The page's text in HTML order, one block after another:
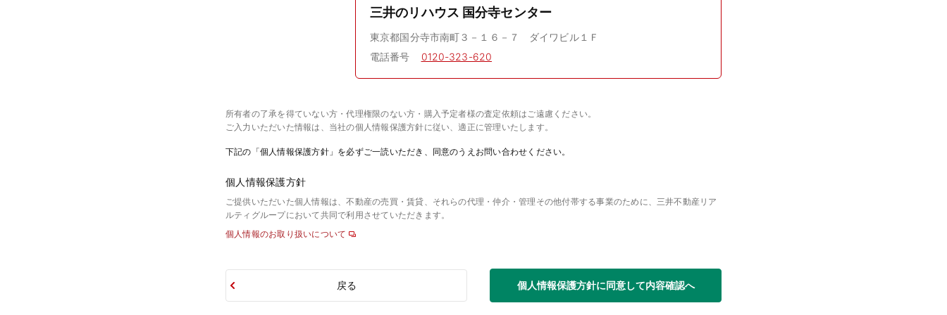
三井のリハウス 国分寺センター
東京都国分寺市南町３－１６－７ ダイワビル１Ｆ
電話番号
0120-323-620
所有者の了承を得ていない方・代理権限のない方・購入予定者様の査定依頼はご遠慮ください。
ご入力いただいた情報は、当社の個人情報保護方針に従い、適正に管理いたします。
下記の「個人情報保護方針」を必ずご一読いただき、同意のうえお問い合わせください。
個人情報保護方針
ご提供いただいた個人情報は、不動産の売買・賃貸、それらの代理・仲介・管理その他付帯する事業のために、三井不動産リア
ルティグループにおいて共同で利用させていただきます。
個人情報のお取り扱いについて
個人情報保護方針に同意して内容確認へ
戻る